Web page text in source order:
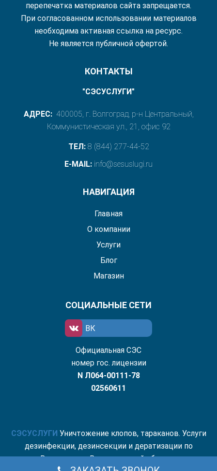
перепечатка материалов сайта запрещается.
При согласованном использовании материалов
необходима активная ссылка на ресурс.
Не является публичной офертой.
КОНТАКТЫ
"СЭСУСЛУГИ"
АДРЕС: 400005, г. Волгоград, р-н Центральный,
Коммунистическая ул., 21, офис 92
ТЕЛ: 8 (844) 277-44-52
E-MAIL: info@sesuslugi.ru
НАВИГАЦИЯ
Главная
О компании
Услуги
Блог
Магазин
СОЦИАЛЬНЫЕ СЕТИ
ВК
Официальная СЭС
номер гос. лицензии
N Л064-00111-78
02560611
СЭСУСЛУГИ Уничтожение клопов, тараканов. Услуги
дезинфекции, дезинсекции и дератизации по
Волгограду и Волгоградской области.